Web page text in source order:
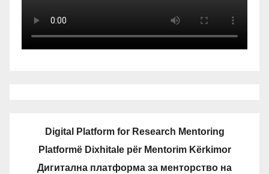
Digital Platform for Research Mentoring
Platformë Dixhitale për Mentorim Kërkimor
Дигитална платформа за менторство на